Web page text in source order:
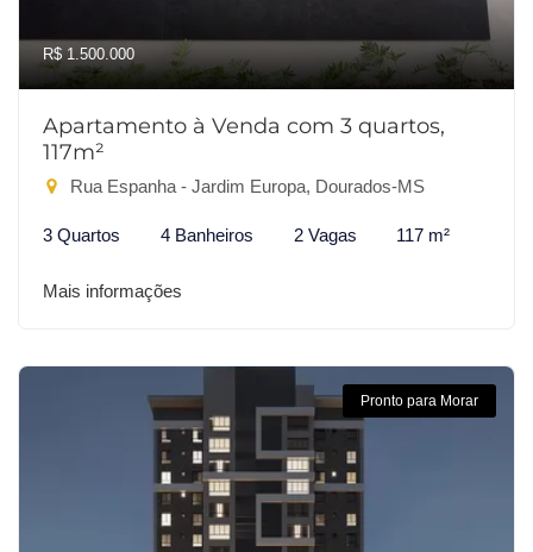
R$ 1.500.000
Apartamento à Venda com 3 quartos,
117m²
Rua Espanha - Jardim Europa, Dourados-MS
3 Quartos 4 Banheiros 2 Vagas 117 m²
Mais informações
Pronto para Morar